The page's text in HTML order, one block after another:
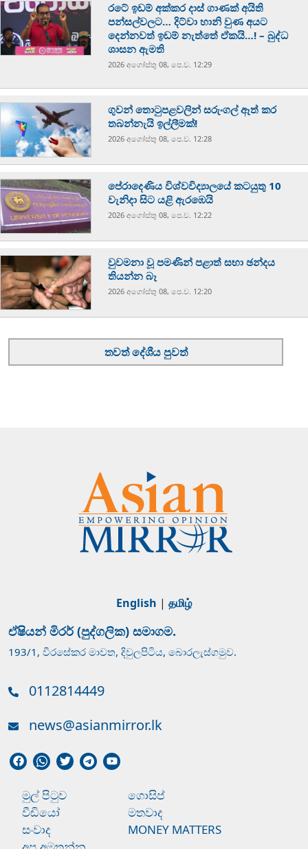
රටේ ඉඩම් අක්කර දාස් ගාණක් අයිති
පන්සල්වලට… දිට්වා හානි වුණ අයට
දෙන්නවත් ඉඩම් නැත්තේ ඒකයි…! – බුද්ධ
ශාසන ඇමති
2026 අගෝස්‍තු 08, පෙ.ව. 12:29
ගුවන් තොටුපළවලින් සරුංගල් ඈත් කර
තබන්නැයි ඉල්ලීමක්!
2026 අගෝස්‍තු 08, පෙ.ව. 12:28
පේරාදෙණිය විශ්වවිද්‍යාලයේ කටයුතු 10
වැනිදා සිට යළි ඇරඹෙයි
2026 අගෝස්‍තු 08, පෙ.ව. 12:22
වුවමනා වූ පමණින් පළාත් සභා ඡන්දය
තියන්න බෑ
2026 අගෝස්‍තු 08, පෙ.ව. 12:20
තවත් දේශීය පුවත්
English | தமிழ்
ඒෂියන් මිරර් (පුද්ගලික) සමාගම.
193/1, වීරසේකර මාවත, දිවුලපිටිය, බොරලැස්ගමුව.
0112814449
news@asianmirror.lk
මුල් පිටුව
ගොසිප්
වීඩියෝ
මතවාද
සංවාද
MONEY MATTERS